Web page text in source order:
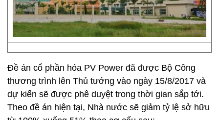
Đề án cổ phần hóa PV Power đã được Bộ Công
thương trình lên Thủ tướng vào ngày 15/8/2017 và
dự kiến sẽ được phê duyệt trong thời gian sắp tới.
Theo đề án hiện tại, Nhà nước sẽ giảm tỷ lệ sở hữu